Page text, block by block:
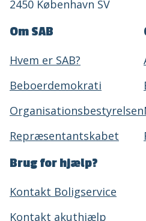
2450 København SV
Om SAB
Hvem er SAB?
Beboerdemokrati
Organisationsbestyrelsen
Repræsentantskabet
Brug for hjælp?
Kontakt Boligservice
Kontakt akuthjælp